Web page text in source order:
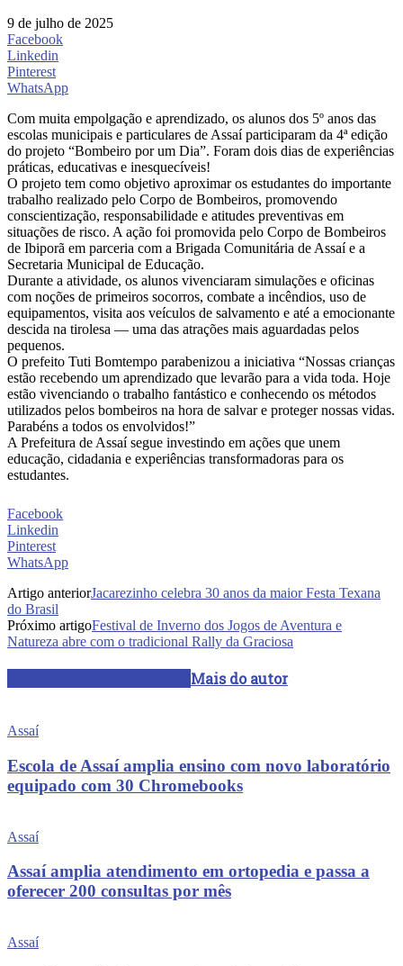
9 de julho de 2025
Facebook
Linkedin
Pinterest
WhatsApp
Com muita empolgação e aprendizado, os alunos dos 5º anos das
escolas municipais e particulares de Assaí participaram da 4ª edição
do projeto “Bombeiro por um Dia”. Foram dois dias de experiências
práticas, educativas e inesquecíveis!
O projeto tem como objetivo aproximar os estudantes do importante
trabalho realizado pelo Corpo de Bombeiros, promovendo
conscientização, responsabilidade e atitudes preventivas em
situações de risco. A ação foi promovida pelo Corpo de Bombeiros
de Ibiporã em parceria com a Brigada Comunitária de Assaí e a
Secretaria Municipal de Educação.
Durante a atividade, os alunos vivenciaram simulações e oficinas
com noções de primeiros socorros, combate a incêndios, uso de
equipamentos, visita aos veículos de salvamento e até a emocionante
descida na tirolesa — uma das atrações mais aguardadas pelos
pequenos.
O prefeito Tuti Bomtempo parabenizou a iniciativa “Nossas crianças
estão recebendo um aprendizado que levarão para a vida toda. Hoje
estão vivenciando o trabalho fantástico e conhecendo os métodos
utilizados pelos bombeiros na hora de salvar e proteger nossas vidas.
Parabéns a todos os envolvidos!”
A Prefeitura de Assaí segue investindo em ações que unem
educação, cidadania e experiências transformadoras para os
estudantes.
Facebook
Linkedin
Pinterest
WhatsApp
Artigo anteriorJacarezinho celebra 30 anos da maior Festa Texana
do Brasil
Próximo artigoFestival de Inverno dos Jogos de Aventura e
Natureza abre com o tradicional Rally da Graciosa
Mais do autor
Assaí
Escola de Assaí amplia ensino com novo laboratório
equipado com 30 Chromebooks
Assaí
Assaí amplia atendimento em ortopedia e passa a
oferecer 200 consultas por mês
Assaí